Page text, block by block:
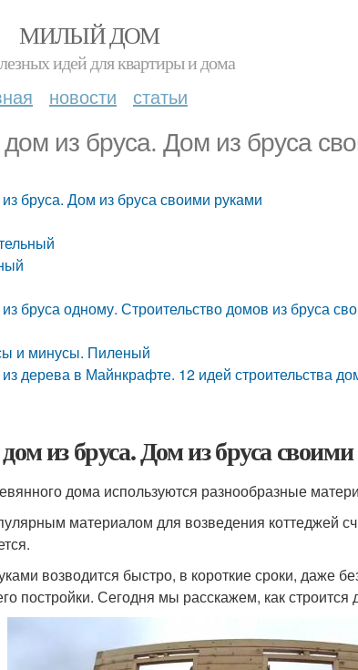
МИЛЫЙ ДОМ
идей для квартиры и дома
новости статьи
дом из бруса. Дом из бруса
бруса. Дом из бруса своими руками
бруса одному. Строительство домов из бруса
и минусы. Пиленый
из дерева в Майнкрафте. 12 идей строительства
из бруса. Дом из бруса
дома используются разнообразные
материалом для возведения коттеджей
возводится быстро, в короткие сроки, даже
постройки. Сегодня мы расскажем, как строится